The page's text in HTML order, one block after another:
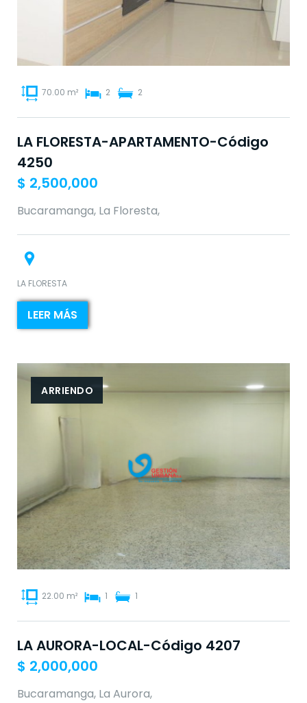
70.00 m² 2 2
LA FLORESTA-APARTAMENTO-Código
4250
$ 2,500,000
Bucaramanga, La Floresta,
LA FLORESTA
LEER MÁS
ARRIENDO
22.00 m² 1 1
LA AURORA-LOCAL-Código 4207
$ 2,000,000
Bucaramanga, La Aurora,